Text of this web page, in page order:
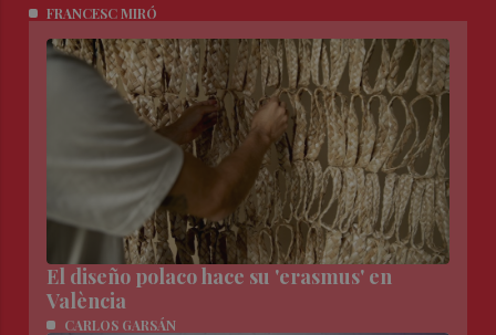
FRANCESC MIRÓ
El diseño polaco hace su 'erasmus' en
València
CARLOS GARSÁN